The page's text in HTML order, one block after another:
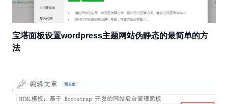
宝塔面板设置wordpress主题网站伪静态的最简单的方
法